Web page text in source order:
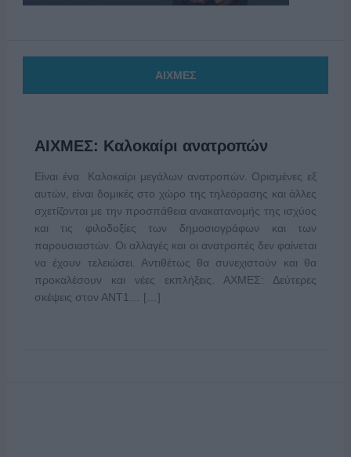
ΑΙΧΜΕΣ
ΑΙΧΜΕΣ: Καλοκαίρι ανατροπών
Είναι ένα Καλοκαίρι μεγάλων ανατροπών. Ορισμένες εξ
αυτών, είναι δομικές στο χώρο της τηλεόρασης και άλλες
σχετίζονται με την προσπάθεια ανακατανομής της ισχύος
και τις φιλοδοξίες των δημοσιογράφων και των
παρουσιαστών. Οι αλλαγές και οι ανατροπές δεν φαίνεται
να έχουν τελειώσει. Αντιθέτως θα συνεχιστούν και θα
προκαλέσουν και νέες εκπλήξεις. ΑΧΜΕΣ: Δεύτερες
σκέψεις στον ΑΝΤ1… […]